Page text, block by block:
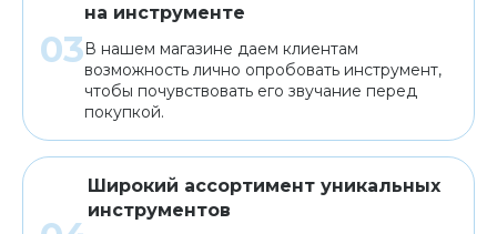
на инструменте
В нашем магазине даем клиентам
возможность лично опробовать инструмент,
чтобы почувствовать его звучание перед
покупкой.
Широкий ассортимент уникальных
инструментов